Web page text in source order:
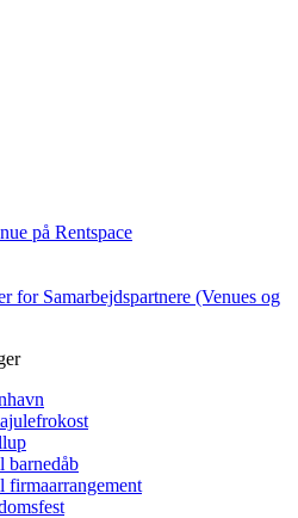
på Rentspace
for Samarbejdspartnere (Venues og
barnedåb
firmaarrangement